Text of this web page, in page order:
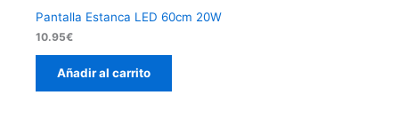
Pantalla Estanca LED 60cm 20W
10.95€
Añadir al carrito